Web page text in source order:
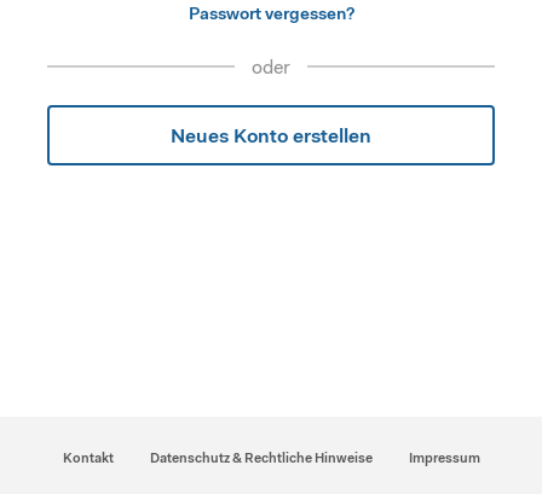
Passwort vergessen?
oder
Neues Konto erstellen
Kontakt Datenschutz & Rechtliche Hinweise Impressum